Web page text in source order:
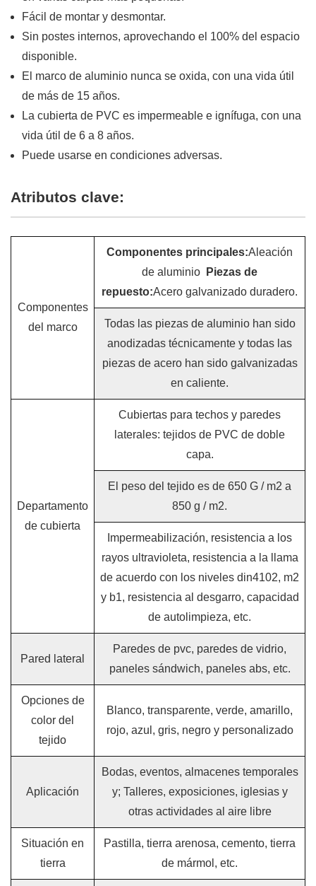
Fácil de montar y desmontar.
Sin postes internos, aprovechando el 100% del espacio
disponible.
El marco de aluminio nunca se oxida, con una vida útil
de más de 15 años.
La cubierta de PVC es impermeable e ignífuga, con una
vida útil de 6 a 8 años.
Puede usarse en condiciones adversas.
Atributos clave:
Componentes
del marco
Componentes principales:Aleación
de aluminio
Piezas de
repuesto:Acero galvanizado duradero.
Todas las piezas de aluminio han sido
anodizadas técnicamente y todas las
piezas de acero han sido galvanizadas
en caliente.
Departamento
de cubierta
Cubiertas para techos y paredes
laterales: tejidos de PVC de doble
capa.
El peso del tejido es de 650 G / m2 a
850 g / m2.
Impermeabilización, resistencia a los
rayos ultravioleta, resistencia a la llama
de acuerdo con los niveles din4102, m2
y b1, resistencia al desgarro, capacidad
de autolimpieza, etc.
Pared lateral
Paredes de pvc, paredes de vidrio,
paneles sándwich, paneles abs, etc.
Opciones de
color del
tejido
Blanco, transparente, verde, amarillo,
rojo, azul, gris, negro y personalizado
Aplicación
Bodas, eventos, almacenes temporales
y; Talleres, exposiciones, iglesias y
otras actividades al aire libre
Situación en
tierra
Pastilla, tierra arenosa, cemento, tierra
de mármol, etc.